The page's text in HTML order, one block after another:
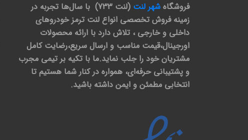
فروشگاه شهر لنت
(لنت 733) با سال‌ها تجربه در
زمینه فروش تخصصی انواع لنت ترمز خودروهای
داخلی و خارجی ، تلاش دارد با ارائه محصولات
اورجینال،قیمت مناسب و ارسال سریع،رضایت کامل
مشتریان خود را جلب نماید.ما با تکیه بر تیمی مجرب
و پشتیبانی حرفه‌ای، همواره در کنار شما هستیم تا
انتخابی مطمئن و ایمن داشته باشید.